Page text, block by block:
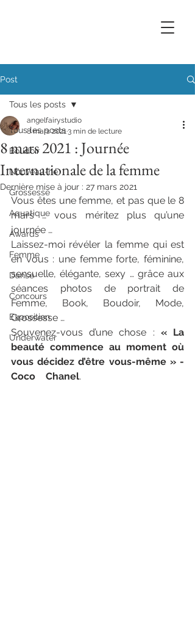
Post
Tous les posts
Boudoir
Nouveau-né
Grossesse
Aquatique
Awards
Femme
Danse
Concours
Exposition
Underwater
Tous les posts
8 mars 2021 : Journée
Internationale de la femme
angelfairystudio
8 mars 20213 min de lecture
Dernière mise à jour : 27 mars 2021
Vous êtes une femme, et pas que le 8
mars … vous méritez plus qu’une
journée …
Laissez-moi révéler la femme qui est
en vous : une femme forte, féminine,
sensuelle, élégante, sexy … grâce aux
séances photos de portrait de
Femme, Book, Boudoir, Mode,
Grossesse …
Souvenez-vous d’une chose : « La
beauté commence au moment où
vous décidez d’être vous-même » -
Coco Chanel.